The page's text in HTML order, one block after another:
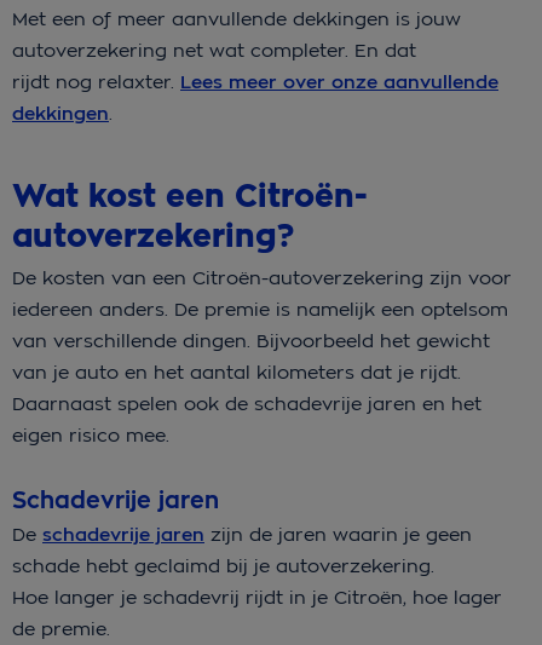
Met een of meer aanvullende dekkingen is jouw
autoverzekering net wat completer. En dat
rijdt nog relaxter. Lees meer over onze aanvullende
dekkingen
Wat kost een Citroën-
autoverzekering?
De kosten van een Citroën-autoverzekering zijn voor
iedereen anders. De premie is namelijk een optelsom
van verschillende dingen. Bijvoorbeeld het gewicht
van je auto en het aantal kilometers dat je rijdt.
Daarnaast spelen ook de schadevrije jaren en het
eigen risico mee.
Schadevrije jaren
De schadevrije jaren zijn de jaren waarin je geen
schade hebt geclaimd bij je autoverzekering.
Hoe langer je schadevrij rijdt in je Citroën, hoe lager
de premie.